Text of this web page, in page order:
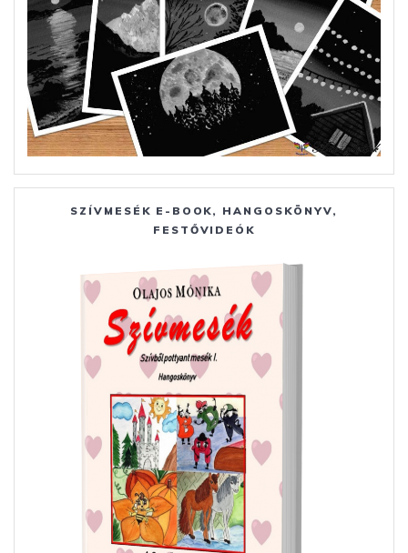
SZÍVMESÉK E-BOOK, HANGOSKÖNYV,
FESTŐVIDEÓK